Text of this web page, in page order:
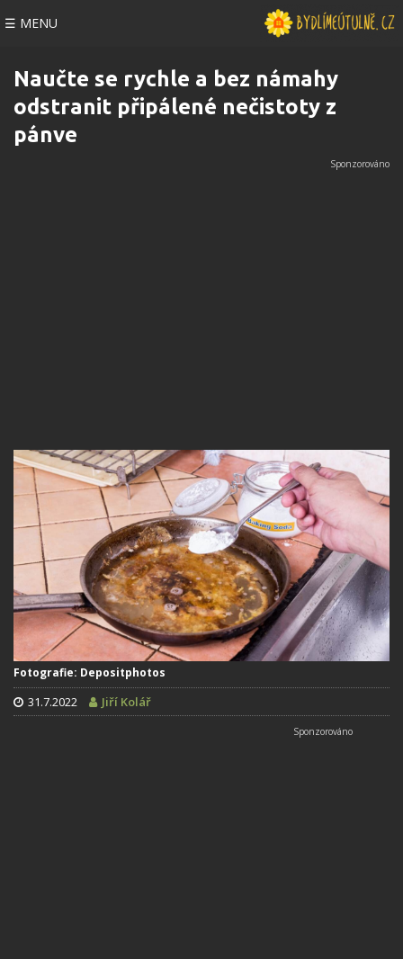
☰ MENU
Naučte se rychle a bez námahy
odstranit připálené nečistoty z
pánve
Fotografie: Depositphotos
31.7.2022 Jiří Kolář